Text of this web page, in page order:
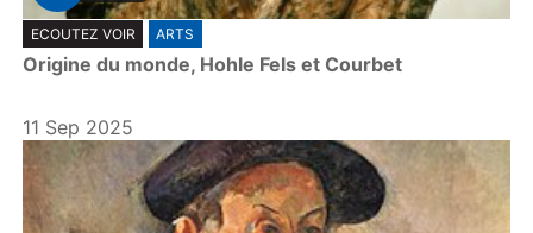
P
l
a
ECOUTEZ VOIR ARTS
Origine du monde, Hohle Fels et Courbet
11 Sep 2025